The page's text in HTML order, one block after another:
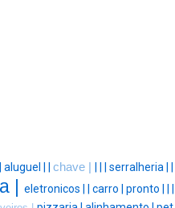
aluguel | chave | serralheria |
| eletronicos | carro | pronto |